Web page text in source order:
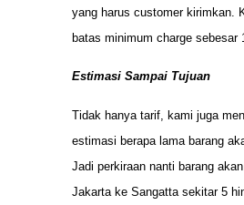
yang harus customer kirimkan.
batas minimum charge sebesar
Estimasi Sampai Tujuan
Tidak hanya tarif, kami juga
estimasi berapa lama barang
Jadi perkiraan nanti barang
Jakarta ke Sangatta sekitar 5